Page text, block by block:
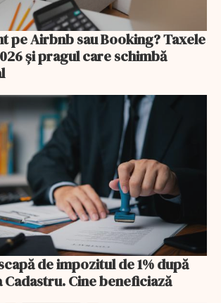
pe Airbnb sau Booking? Taxele
și pragul care schimbă
de impozitul de 1% după
Cine beneficiază